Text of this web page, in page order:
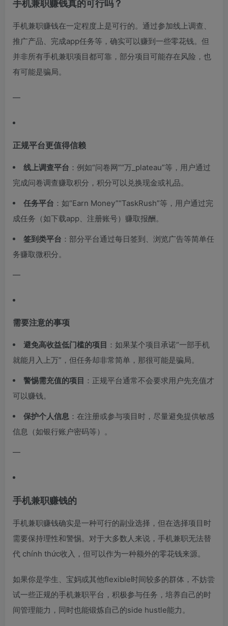
手机兼职赚钱真的可行吗？
手机兼职赚钱在一定程度上是可行的。通过参加线上调查、
推广产品、完成app任务等，确实可以赚到一些零花钱。但
并非所有手机兼职项目都可靠，部分项目可能存在风险，也
有可能是骗局。
—
正规平台更值得信赖
线上调查平台 ：例如“问卷网”“万_plateau”等，用户通过
完成问卷调查赚取积分，积分可以兑换现金或礼品。
任务平台 ：如“Earn Money”“TaskRush”等，用户通过完
成任务（如下载app、注册账号）赚取报酬。
签到类平台 ：部分平台通过每日签到、浏览广告等简单任
务赚取微积分。
—
需要注意的事项
避免高收益低门槛的项目 ：如果某个项目承诺“一部手机
就能月入上万”，但任务却非常简单，那很可能是骗局。
警惕需充值的项目 ：正规平台通常不会要求用户先充值才
可以赚钱。
保护个人信息 ：在注册或参与项目时，尽量避免提供敏感
信息（如银行账户密码等）。
—
手机兼职赚钱的
手机兼职赚钱确实是一种可行的副业选择，但在选择项目时
需要保持理性和警惕。对于大多数人来说，手机兼职无法替
代 chính thức收入，但可以作为一种额外的零花钱来源。
如果你是学生、宝妈或其他flexible时间较多的群体，不妨尝
试一些正规的手机兼职平台，积极参与任务，培养自己的时
间管理能力，同时也能锻炼自己的side hustle能力。